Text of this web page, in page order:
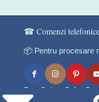
☎ Comenzi
📦 Pentru procesare
Don Gelato Soft -